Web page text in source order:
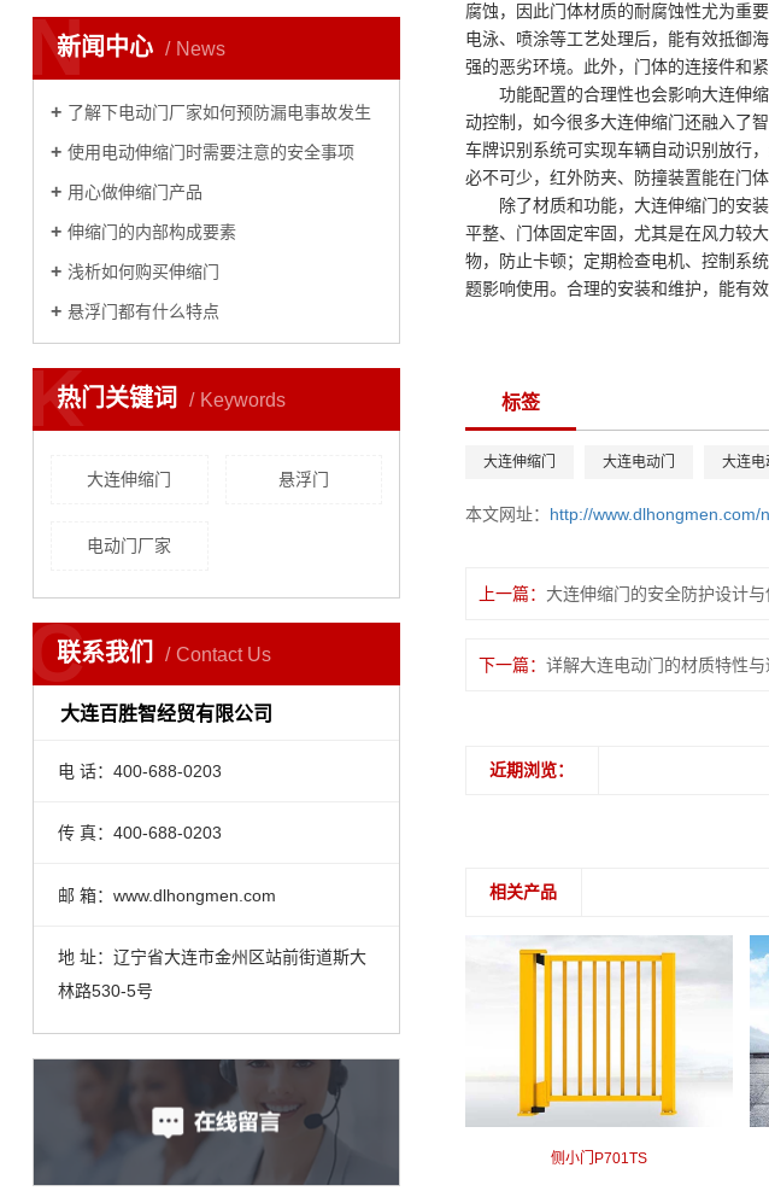
新闻中心 News
N
了解下电动门厂家如何预防漏电事故发生
​使用电动伸缩门时需要注意的安全事项
用心做伸缩门产品
​伸缩门的内部构成要素
浅析如何购买伸缩门
​悬浮门都有什么特点
热门关键词 Keywords
K
大连伸缩门 悬浮门
电动门厂家
联系我们 Contact Us
C
大连百胜智经贸有限公司
电 话：400-688-0203
传 真：400-688-0203
邮 箱：www.dlhongmen.com
地 址：辽宁省大连市金州区站前街道斯大
林路530-5号
腐蚀，因此门体材质的耐腐蚀性尤为重
电泳、喷涂等工艺处理后，能有效抵御
强的恶劣环境。此外，门体的连接件和
功能配置的合理性也会影响大连伸
动控制，如今很多大连伸缩门还融入了
车牌识别系统可实现车辆自动识别放行
必不可少，红外防夹、防撞装置能在门
除了材质和功能，大连伸缩门的安
平整、门体固定牢固，尤其是在风力较
物，防止卡顿；定期检查电机、控制系
题影响使用。合理的安装和维护，能有
标签
大连伸缩门 大连电动门 大连电
本文网址： http://www.dlhongmen.com/
上一篇： 大连伸缩门的安全防护设计
下一篇： 详解大连电动门的材质特性与
近期浏览：
相关产品
P702TA智能电动社区门（钢制） 侧小门P701TS